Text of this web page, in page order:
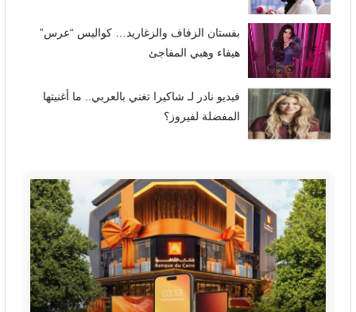
بفستان الزفاف والزغاريد… كواليس “عرس”
هيفاء وهبي المفاجئ
فيديو نادر لـ شاكيرا تغني بالعربي.. ما أغنيتها
المفضلة لفيروز؟